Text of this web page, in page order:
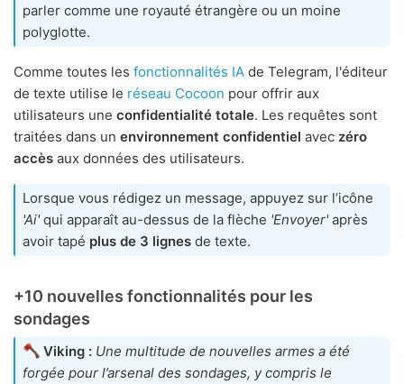
parler comme une royauté étrangère ou un moine
polyglotte.
Comme toutes les fonctionnalités IA de Telegram, l'éditeur
de texte utilise le réseau Cocoon pour offrir aux
utilisateurs une confidentialité totale. Les requêtes sont
traitées dans un environnement confidentiel avec zéro
accès aux données des utilisateurs.
Lorsque vous rédigez un message, appuyez sur l’icône
'Ai'qui apparaît au-dessus de la flèche 'Envoyer'après
avoir tapé plus de 3 lignes de texte.
+10 nouvelles fonctionnalités pour les
sondages
Viking : Une multitude de nouvelles armes a été
forgée pour l’arsenal des sondages, y compris le